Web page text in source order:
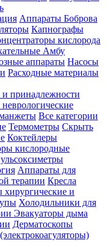
Аппараты Боброва
Капнографы
кислорода
Амбу
аппараты Насосы
Расходные материалы
и принадлежности
Все категории
Термометры Скрыть
Коктейлеры
кислородные
Аппараты для
терапии Кресла
хирургические и
Холодильники для
Эвакуаторы дыма
Дерматоскопы